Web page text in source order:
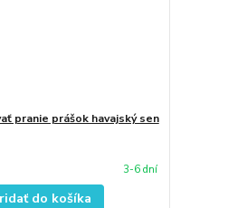
pranie prášok havajský sen
3-6 dní
do košíka